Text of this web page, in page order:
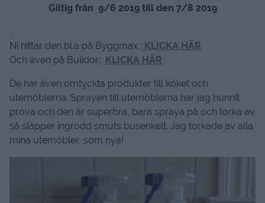
Giltig från 9/6 2019 till den 7/8 2019
.
Ni hittar den bl.a på Byggmax : KLICKA HÄR
Och även på Bulidor: KLICKA HÄR
De har även omtyckta produkter till köket och
utemöblerna. Sprayen till utemöblerna har jag hunnit
prova och den är superbra, bara spraya på och torka av
så släpper ingrodd smuts busenkelt. Jag torkade av alla
mina utemöbler, som nya!